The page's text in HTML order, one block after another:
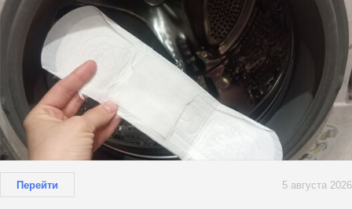
Перейти 5 августа 2026